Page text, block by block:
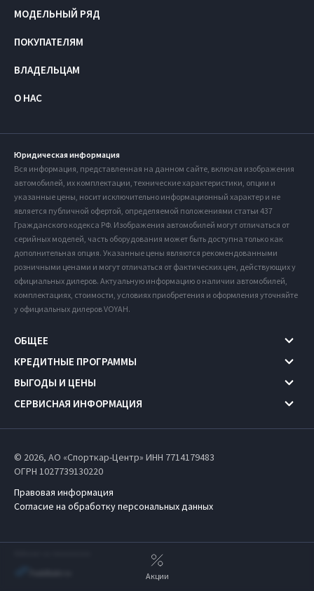
МОДЕЛЬНЫЙ РЯД
ПОКУПАТЕЛЯМ
ВЛАДЕЛЬЦАМ
О НАС
Юридическая информация
Вся информация, представленная на данном сайте, включая изображения
автомобилей, их комплектации, технические характеристики, опции и
указанные цены, носит исключительно информационный характер и не
является публичной офертой, определяемой положениями статьи 437
Гражданского кодекса РФ. Изображения автомобилей могут отличаться от
серийных моделей, часть оборудования может быть доступна только как
дополнительная опция. Указанные цены являются рекомендованными
розничными ценами и могут отличаться от фактических цен, действующих у
официальных дилеров. Актуальную информацию о наличии автомобилей,
комплектациях, стоимости, условиях приобретения и оформления уточняйте
у официальных дилеров VOYAH.
ОБЩЕЕ
КРЕДИТНЫЕ ПРОГРАММЫ
ВЫГОДЫ И ЦЕНЫ
СЕРВИСНАЯ ИНФОРМАЦИЯ
© 2026, АО «Спорткар-Центр» ИНН 7714179483
ОГРН 1027739130220
Правовая информация
Согласие на обработку персональных данных
Акции